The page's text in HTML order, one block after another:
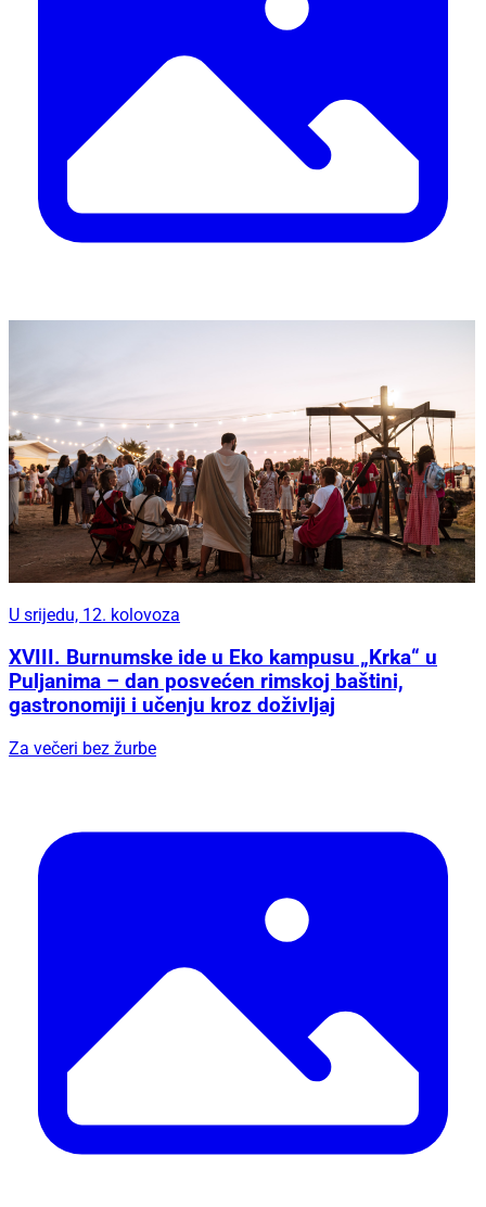
U srijedu, 12. kolovoza
XVIII. Burnumske ide u Eko kampusu „Krka“ u
Puljanima – dan posvećen rimskoj baštini,
gastronomiji i učenju kroz doživljaj
Za večeri bez žurbe